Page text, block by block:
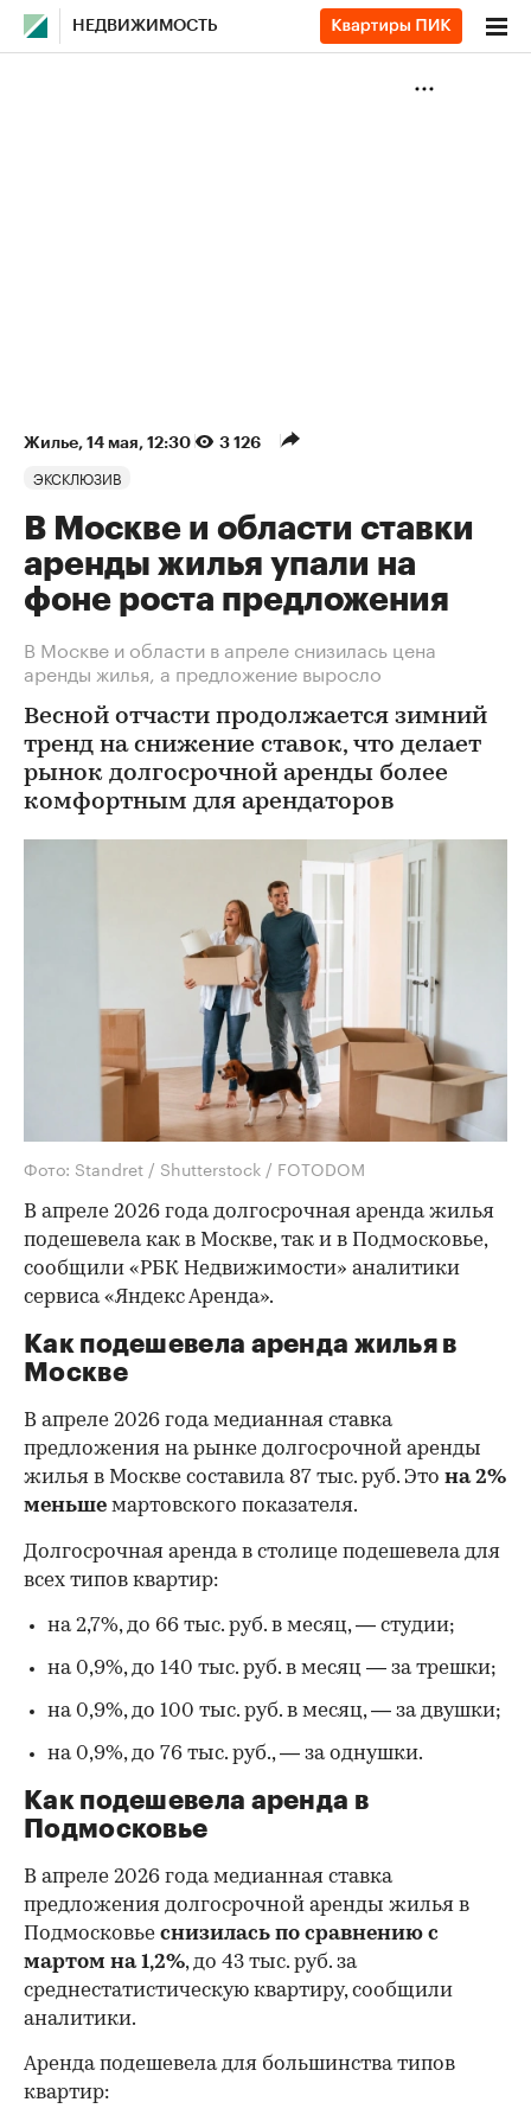
НЕДВИЖИМОСТЬ
Жилье⁠, 14 мая, 12:30 3 126
ЭКСКЛЮЗИВ
В Москве и области ставки
аренды жилья упали на
фоне роста предложения
В Москве и области в апреле снизилась цена
аренды жилья, а предложение выросло
Весной отчасти продолжается зимний
тренд на снижение ставок, что делает
рынок долгосрочной аренды более
комфортным для арендаторов
Фото: Standret / Shutterstock / FOTODOM
В апреле 2026 года долгосрочная аренда жилья
подешевела как в Москве, так и в Подмосковье,
сообщили «РБК Недвижимости» аналитики
сервиса «Яндекс Аренда».
Как подешевела аренда жилья в
Москве
В апреле 2026 года медианная ставка
предложения на рынке долгосрочной аренды
жилья в Москве составила 87 тыс. руб. Это на 2%
меньше мартовского показателя.
Долгосрочная аренда в столице подешевела для
всех типов квартир:
на 2,7%, до 66 тыс. руб. в месяц, — студии;
на 0,9%, до 140 тыс. руб. в месяц — за трешки;
на 0,9%, до 100 тыс. руб. в месяц, — за двушки;
на 0,9%, до 76 тыс. руб., — за однушки.
Как подешевела аренда в
Подмосковье
В апреле 2026 года медианная ставка
предложения долгосрочной аренды жилья в
Подмосковье снизилась по сравнению с
мартом на 1,2%, до 43 тыс. руб. за
среднестатистическую квартиру, сообщили
аналитики.
Аренда подешевела для большинства типов
квартир: